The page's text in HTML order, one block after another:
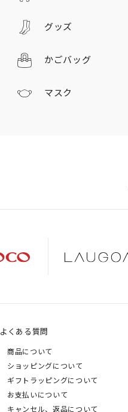
グッズ
かごバッグ
マスク
よくある質問
商品について
ショッピングについて
ギフトラッピングについて
お支払いについて
キャンセル、返品について